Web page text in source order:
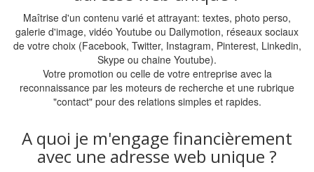
Maîtrise d'un contenu varié et attrayant: textes, photo perso,
galerie d'image, vidéo Youtube ou Dailymotion, réseaux sociaux
de votre choix (Facebook, Twitter, Instagram, Pinterest, Linkedin,
Skype ou chaine Youtube).
Votre promotion ou celle de votre entreprise avec la
reconnaissance par les moteurs de recherche et une rubrique
"contact" pour des relations simples et rapides.
A quoi je m'engage financièrement
avec une adresse web unique ?